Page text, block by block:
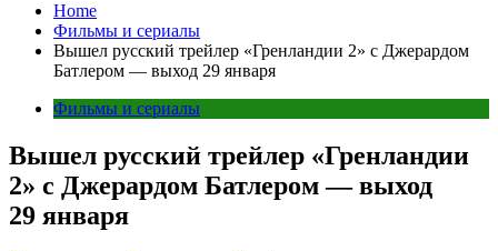
Home
Фильмы и сериалы
Вышел русский трейлер «Гренландии 2» с Джерардом
Батлером — выход 29 января
Фильмы и сериалы
Вышел русский трейлер «Гренландии
2» с Джерардом Батлером — выход
29 января